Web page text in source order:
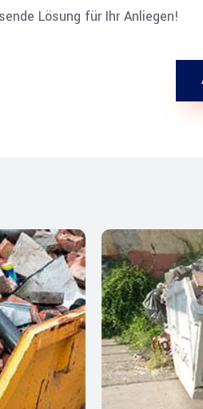
Lösung für Ihr Anliegen!